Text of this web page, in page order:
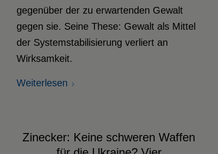
gegenüber der zu erwartenden Gewalt
gegen sie. Seine These: Gewalt als Mittel
der Systemstabilisierung verliert an
Wirksamkeit.
Weiterlesen
Zinecker: Keine schweren Waffen